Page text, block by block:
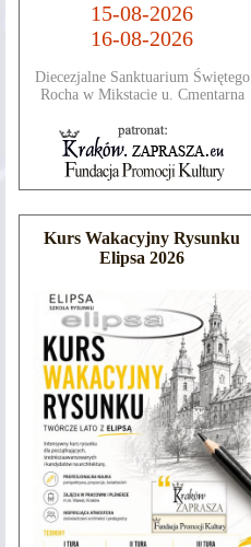
15-08-2026
16-08-2026
Diecezjalne Sanktuarium Świętego
Rocha w Mikstacie u. Cmentarna
Kurs Wakacyjny Rysunku
Elipsa 2026